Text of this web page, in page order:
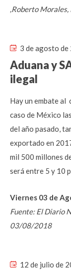
,Roberto
3 de agosto de
Aduana y
ilegal
Hay un embate al
caso de México
del año pasado,
exportado en
mil 500 millones
será entre 5 y 10
Viernes 03 de
Fuente: El Diario
03/08/2018
12 de julio de